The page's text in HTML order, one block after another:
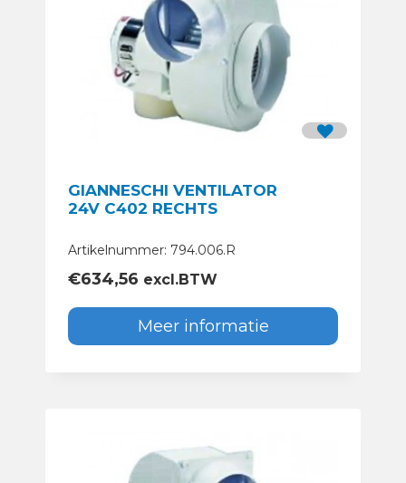
GIANNESCHI VENTILATOR
24V C402 RECHTS
Artikelnummer: 794.006.R
€634,56 excl.BTW
Meer informatie